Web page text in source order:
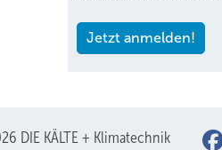
Jetzt anmelden!
DIE KÄLTE + Klimatechnik